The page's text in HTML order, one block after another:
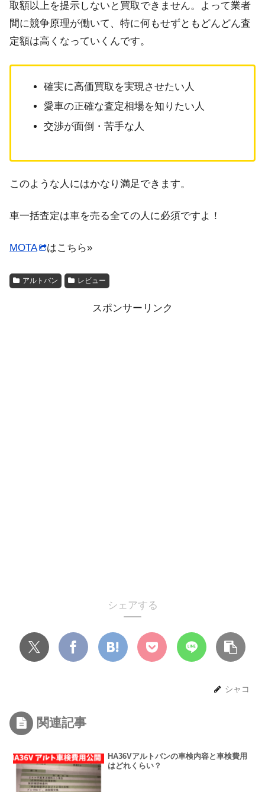
取額以上を提示しないと買取できません。よって業者
間に競争原理が働いて、特に何もせずともどんどん査
定額は高くなっていくんです。
確実に高価買取を実現させたい人
愛車の正確な査定相場を知りたい人
交渉が面倒・苦手な人
このような人にはかなり満足できます。
車一括査定は車を売る全ての人に必須ですよ！
MOTA はこちら»
アルトバン レビュー
スポンサーリンク
シェアする
シャコ
関連記事
HA36Vアルトバンの車検内容と車検費用
はどれくらい？